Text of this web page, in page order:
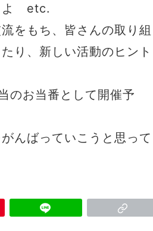
よ etc.
をもち、皆さんの取り組
り、新しい活動のヒント
のお当番として開催予
んばっていこうと思って